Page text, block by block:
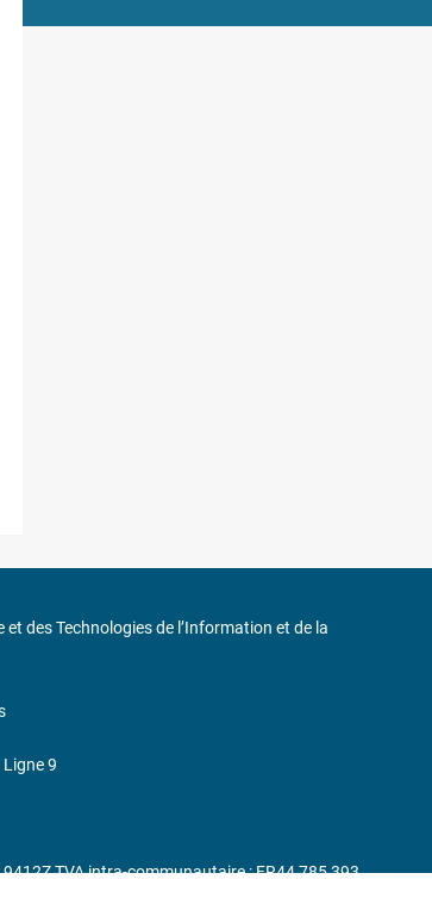
et des Technologies de l’Information et de la
Ligne 9
9412Z TVA intra-communautaire : FR44 785 393